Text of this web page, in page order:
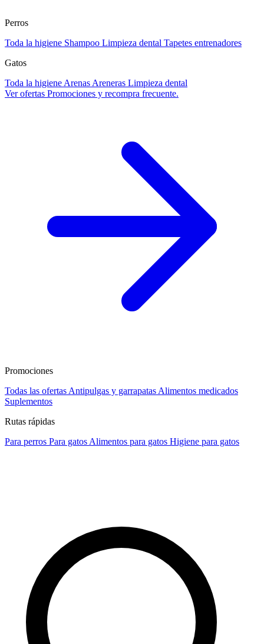
Perros
Toda la higiene Shampoo Limpieza dental Tapetes entrenadores
Gatos
Toda la higiene Arenas Areneras Limpieza dental
Ver ofertas Promociones y recompra frecuente.
Promociones
Todas las ofertas Antipulgas y garrapatas Alimentos medicados
Suplementos
Rutas rápidas
Para perros Para gatos Alimentos para gatos Higiene para gatos